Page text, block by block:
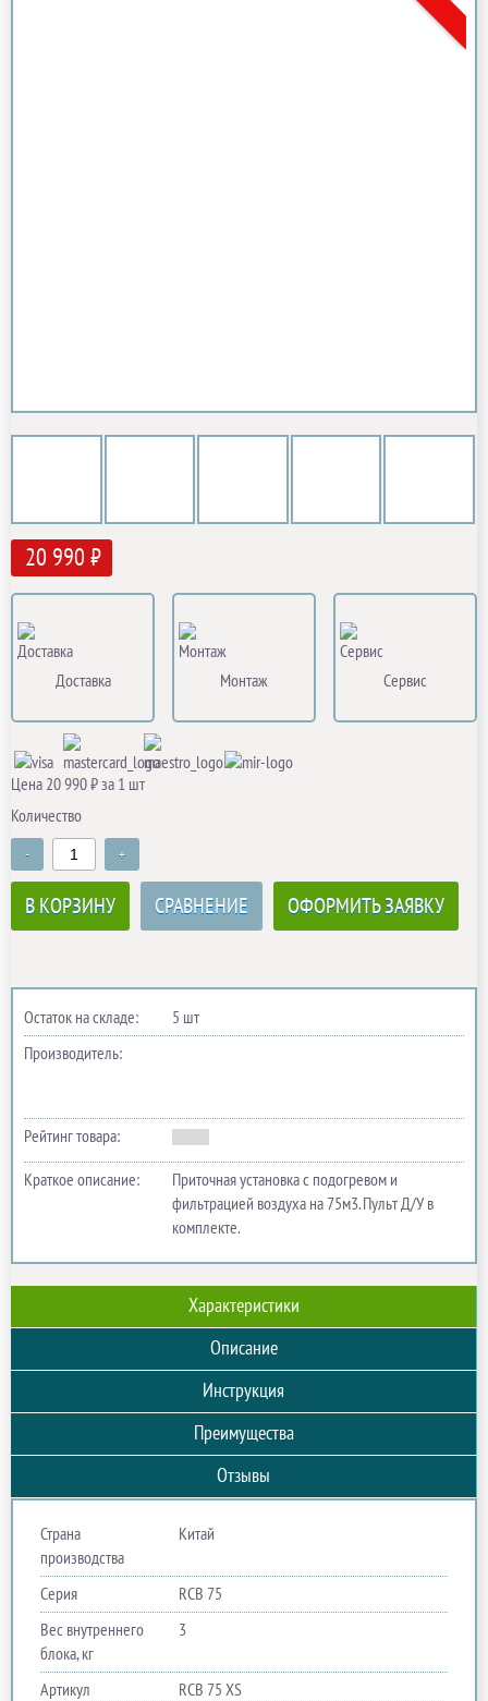
20 990 ₽
Доставка Монтаж Сервис
Цена 20 990 ₽ за 1 шт
Количество
- +
В КОРЗИНУ СРАВНЕНИЕ ОФОРМИТЬ ЗАЯВКУ
Остаток на складе:
5 шт
Производитель:
Рейтинг товара:
Краткое описание:
Приточная установка с подогревом и
фильтрацией воздуха на 75м3. Пульт Д/У в
комплекте.
Характеристики
Описание
Инструкция
Преимущества
Отзывы
Страна
производства
Китай
Серия
RCB 75
Вес внутреннего
блока, кг
3
Артикул
RCB 75 XS